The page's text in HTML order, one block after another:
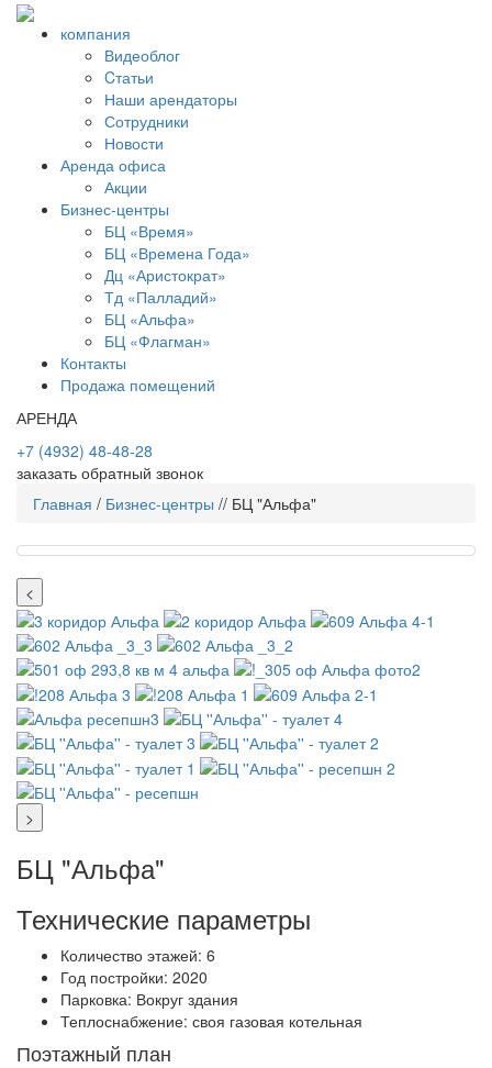
компания
Видеоблог
Cтатьи
Наши арендаторы
Сотрудники
Новости
Аренда офиса
Акции
Бизнес-центры
БЦ «Время»
БЦ «Времена Года»
Дц «Аристократ»
Тд «Палладий»
БЦ «Альфа»
БЦ «Флагман»
Контакты
Продажа помещений
АРЕНДА
+7 (4932) 48-48-28
заказать обратный звонок
Главная / Бизнес-центры // БЦ "Альфа"
<
>
БЦ "Альфа"
Технические параметры
Количество этажей: 6
Год постройки: 2020
Парковка: Вокруг здания
Теплоснабжение: своя газовая котельная
Поэтажный план